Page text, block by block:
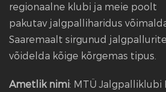
regionaalne klubi ja meie poolt
pakutav jalgpalliharidus
Saaremaalt sirgunud
võidelda kõige kõrgemas tipus.
Ametlik nimi: MTÜ Jalgpalliklubi